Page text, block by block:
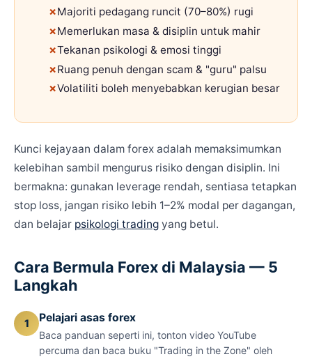
Majoriti pedagang runcit (70–80%) rugi
Memerlukan masa & disiplin untuk mahir
Tekanan psikologi & emosi tinggi
Ruang penuh dengan scam & "guru" palsu
Volatiliti boleh menyebabkan kerugian besar
Kunci kejayaan dalam forex adalah memaksimumkan
kelebihan sambil mengurus risiko dengan disiplin. Ini
bermakna: gunakan leverage rendah, sentiasa tetapkan
stop loss, jangan risiko lebih 1–2% modal per dagangan,
dan belajar psikologi trading yang betul.
Cara Bermula Forex di Malaysia — 5
Langkah
Pelajari asas forex
Baca panduan seperti ini, tonton video YouTube
percuma dan baca buku "Trading in the Zone" oleh